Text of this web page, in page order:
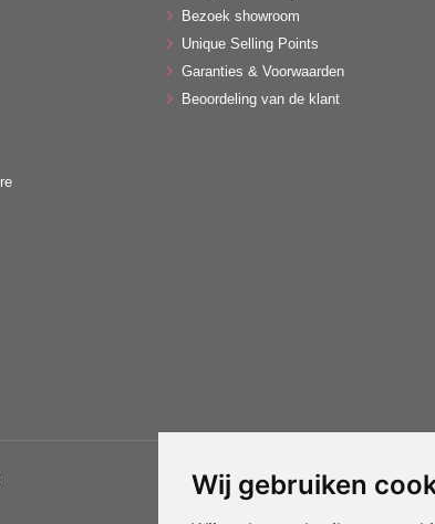
Wij gebruiken
Bezoek showroom
Unique Selling Points
Garanties & Voorwaarden
Beoordeling van de klant
Gebruik van deze site betekent dat u